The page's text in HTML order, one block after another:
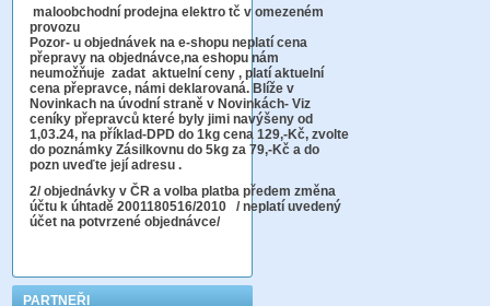
maloobchodní prodejna elektro tč v omezeném
provozu
Pozor- u objednávek na e-shopu neplatí cena
přepravy na objednávce,na eshopu nám
neumožňuje zadat aktuelní ceny , platí aktuelní
cena přepravce, námi deklarovaná. Blíže v
Novinkach na úvodní straně v Novinkách- Viz
ceníky přepravců které byly jimi navýšeny od
1,03.24, na příklad-DPD do 1kg cena 129,-Kč, zvolte
do poznámky Zásilkovnu do 5kg za 79,-Kč a do
pozn uveďte její adresu .
2/ objednávky v ČR a volba platba předem změna
účtu k úhtadě 2001180516/2010 / neplatí uvedený
účet na potvrzené objednávce/
PARTNEŘI